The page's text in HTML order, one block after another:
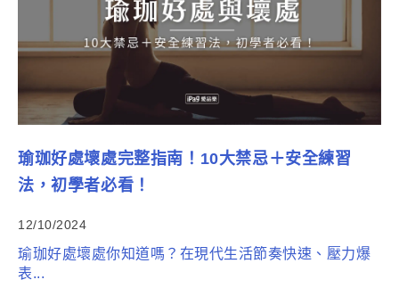
瑜珈好處壞處完整指南！10大禁忌＋安全練習
法，初學者必看！
12/10/2024
瑜珈好處壞處你知道嗎？在現代生活節奏快速、壓力爆
表...